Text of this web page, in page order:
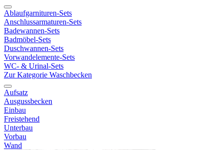
Ablaufgarnituren-Sets
Anschlussarmaturen-Sets
Badewannen-Sets
Badmöbel-Sets
Duschwannen-Sets
Vorwandelemente-Sets
WC- & Urinal-Sets
Zur Kategorie Waschbecken
Aufsatz
Ausgussbecken
Einbau
Freistehend
Unterbau
Vorbau
Wand